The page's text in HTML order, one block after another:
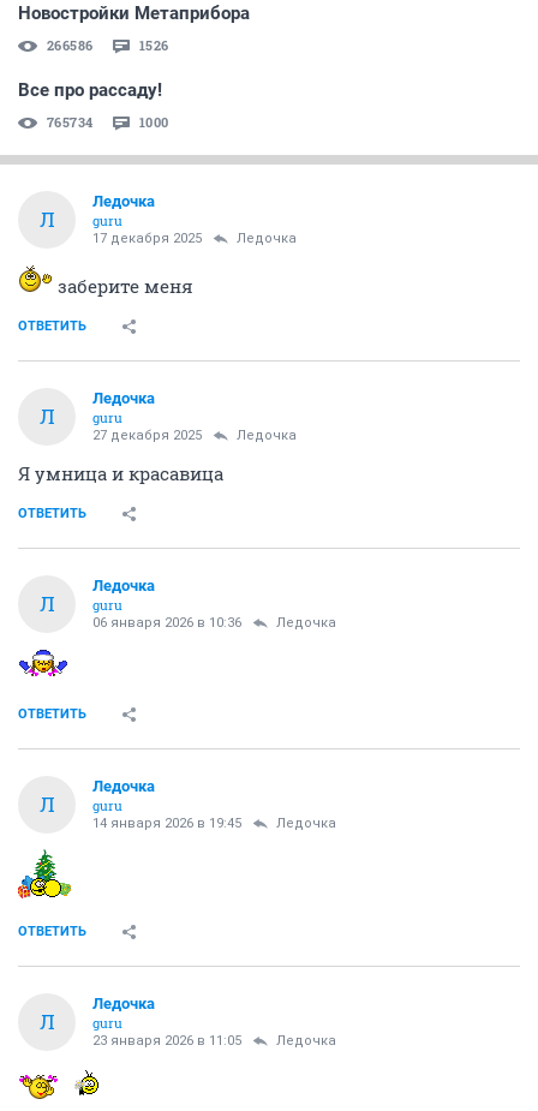
Новостройки Метаприбора
266586 1526
Все про рассаду!
765734 1000
Л
Ледочка
guru
17 декабря 2025 Ледочка
заберите меня
ОТВЕТИТЬ
Л
Ледочка
guru
27 декабря 2025 Ледочка
Я умница и красавица
ОТВЕТИТЬ
Л
Ледочка
guru
06 января 2026 в 10:36 Ледочка
ОТВЕТИТЬ
Л
Ледочка
guru
14 января 2026 в 19:45 Ледочка
ОТВЕТИТЬ
Л
Ледочка
guru
23 января 2026 в 11:05 Ледочка